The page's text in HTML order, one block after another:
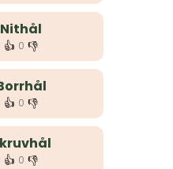
Nithål
👍 0 👎
👍 0 👎
👍 0 👎